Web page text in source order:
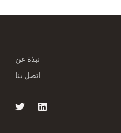
نبذة عن
اتصل بنا